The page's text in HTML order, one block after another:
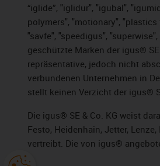
“iglide”, "iglidur", "igubal",
polymers", "motionary", "plastics
"savfe", "speedigus",
geschützte Marken der igus®
repräsentative, jedoch nicht
verbundenen Unternehmen in
stellt keinen Verzicht der igus®
Die igus® SE & Co. KG weist
Festo, Heidenhain, Jetter,
vertreibt. Die von igus®